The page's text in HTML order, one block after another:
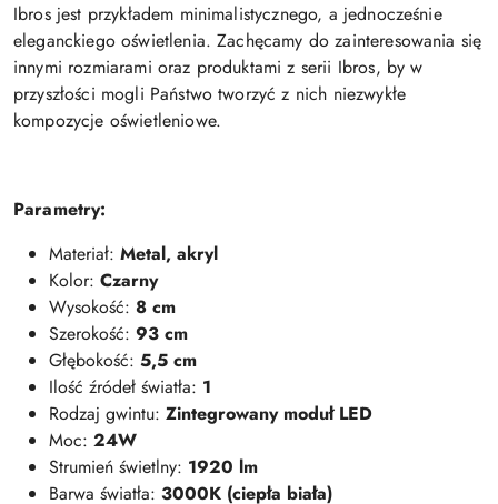
Ibros jest przykładem minimalistycznego, a jednocześnie
eleganckiego oświetlenia. Zachęcamy do zainteresowania się
innymi rozmiarami oraz produktami z serii Ibros, by w
przyszłości mogli Państwo tworzyć z nich niezwykłe
kompozycje oświetleniowe.
Parametry:
Materiał: Metal, akryl
Kolor: Czarny
Wysokość: 8 cm
Szerokość: 93 cm
Głębokość: 5,5 cm
Ilość źródeł światła: 1
Rodzaj gwintu: Zintegrowany moduł LED
Moc: 24W
Strumień świetlny: 1920 lm
Barwa światła: 3000K (ciepła biała)